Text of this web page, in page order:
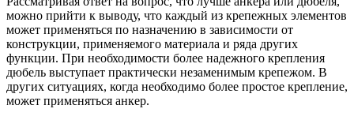
можно прийти к выводу, что каждый из крепежных элементов
может применяться по назначению в зависимости от
конструкции, применяемого материала и ряда других
функции. При необходимости более надежного крепления
дюбель выступает практически незаменимым крепежом. В
других ситуациях, когда необходимо более простое крепление,
может применяться анкер.